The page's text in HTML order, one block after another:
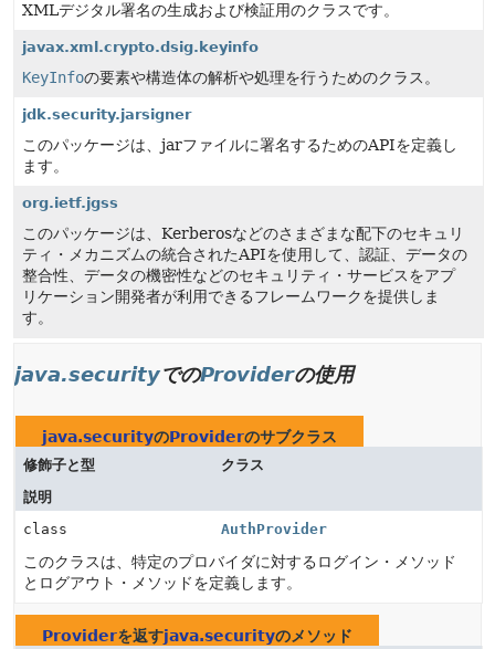
XMLデジタル署名の生成および検証用のクラスです。
javax.xml.crypto.dsig.keyinfo
KeyInfoの要素や構造体の解析や処理を行うためのクラス。
jdk.security.jarsigner
このパッケージは、jarファイルに署名するためのAPIを定義し
ます。
org.ietf.jgss
このパッケージは、Kerberosなどのさまざまな配下のセキュリ
ティ・メカニズムの統合されたAPIを使用して、認証、データの
整合性、データの機密性などのセキュリティ・サービスをアプ
リケーション開発者が利用できるフレームワークを提供しま
す。
java.securityでのProviderの使用
java.securityのProviderのサブクラス
修飾子と型
クラス
説明
class
AuthProvider
このクラスは、特定のプロバイダに対するログイン・メソッド
とログアウト・メソッドを定義します。
Providerを返すjava.securityのメソッド